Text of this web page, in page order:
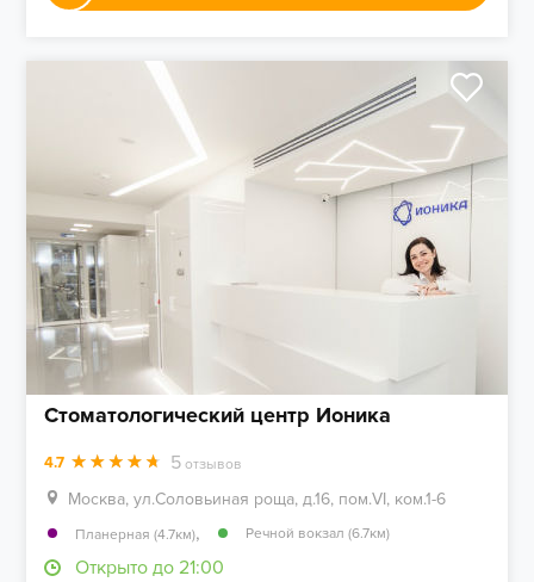
Стоматологический центр Ионика
4.7 5 отзывов
Москва, ул.Соловьиная роща, д.16, пом.VI, ком.1-6
Планерная (4.7км), Речной вокзал (6.7км)
Открыто до 21:00